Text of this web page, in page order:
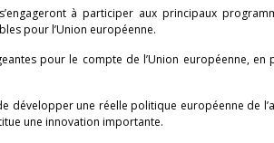
à participer aux principaux
pour l’Union européenne.
pour le compte de l’Union européenne, en
développer une réelle politique européenne de
une innovation importante.